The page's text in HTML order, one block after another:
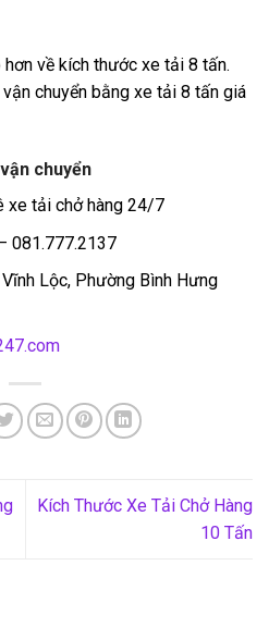
về kích thước xe tải 8 tấn.
chuyển bằng xe tải 8 tấn giá
chuyển
xe tải chở hàng 24/7
081.777.2137
Lộc, Phường Bình Hưng
Kích Thước Xe Tải Chở Hàng
10 Tấn